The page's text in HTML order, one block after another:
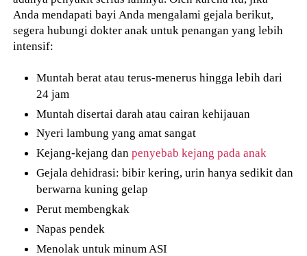
Anda mendapati bayi Anda mengalami gejala berikut,
segera hubungi dokter anak untuk penangan yang lebih
intensif:
Muntah berat atau terus-menerus hingga lebih dari
24 jam
Muntah disertai darah atau cairan kehijauan
Nyeri lambung yang amat sangat
Kejang-kejang danpenyebab kejang pada anak
Gejala dehidrasi: bibir kering, urin hanya sedikit dan
berwarna kuning gelap
Perut membengkak
Napas pendek
Menolak untuk minum ASI